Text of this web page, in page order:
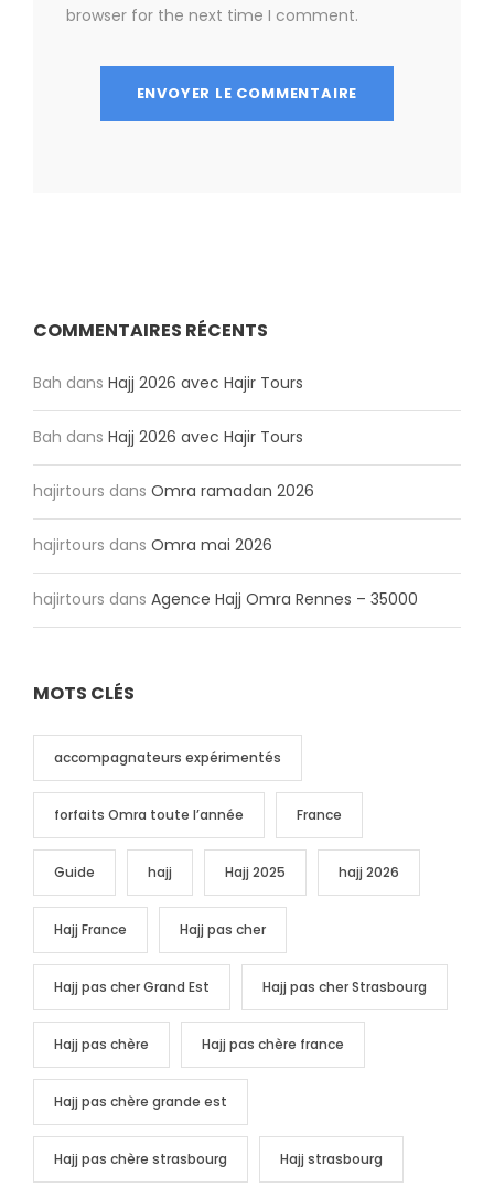
browser for the next time I comment.
COMMENTAIRES RÉCENTS
Bah dans Hajj 2026 avec Hajir Tours
Bah dans Hajj 2026 avec Hajir Tours
hajirtours dans Omra ramadan 2026
hajirtours dans Omra mai 2026
hajirtours dans Agence Hajj Omra Rennes – 35000
MOTS CLÉS
accompagnateurs expérimentés
forfaits Omra toute l’année France
Guide hajj Hajj 2025 hajj 2026
Hajj France Hajj pas cher
Hajj pas cher Grand Est Hajj pas cher Strasbourg
Hajj pas chère Hajj pas chère france
Hajj pas chère grande est
Hajj pas chère strasbourg Hajj strasbourg